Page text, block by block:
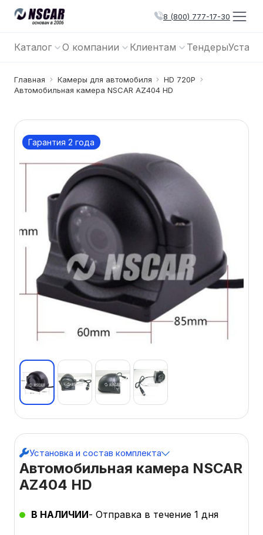
8 (800) 777-17-30
Каталог О компании Клиентам Тендеры
Главная Камеры для автомобиля
HD 720P
Автомобильная камера NSCAR AZ404 HD
Гарантия 2 года
Автомобильная камера NSCAR
AZ404 HD
В НАЛИЧИИ- Отправка в течение 1 дня
Установка и состав комплекта